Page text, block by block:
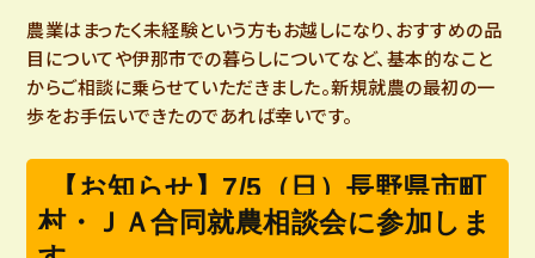
農業はまったく未経験という方もお越しになり、おすすめの品
目についてや伊那市での暮らしについてなど、基本的なこと
からご相談に乗らせていただきました。新規就農の最初の一
歩をお手伝いできたのであれば幸いです。
【お知らせ】7/5（日）長野県市町
村・ＪＡ合同就農相談会に参加しま